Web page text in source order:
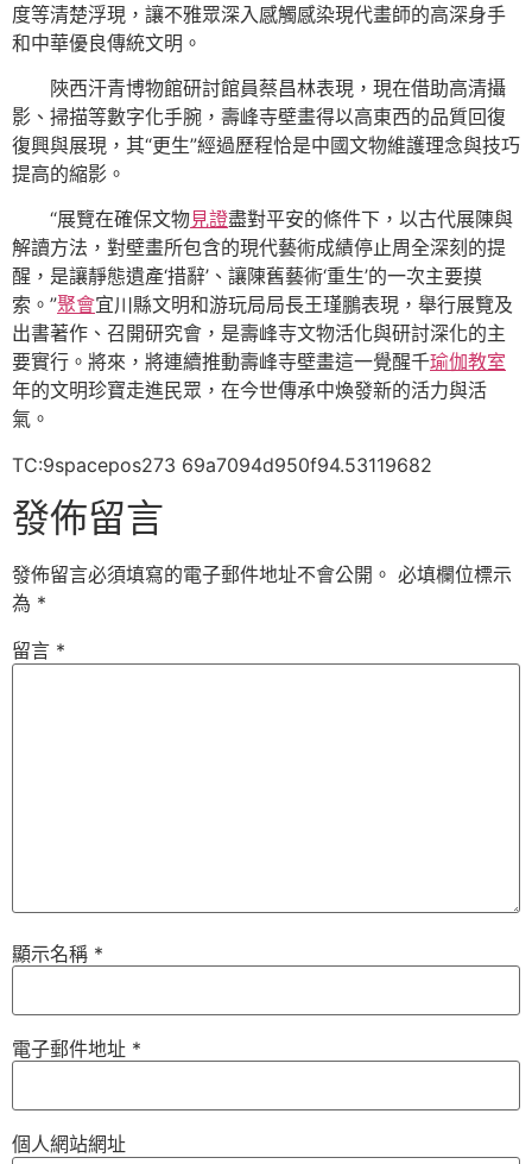
度等清楚浮現，讓不雅眾深入感觸感染現代畫師的高深身手
和中華優良傳統文明。
陜西汗青博物館研討館員蔡昌林表現，現在借助高清攝
影、掃描等數字化手腕，壽峰寺壁畫得以高東西的品質回復
復興與展現，其“更生”經過歷程恰是中國文物維護理念與技巧
提高的縮影。
“展覽在確保文物見證盡對平安的條件下，以古代展陳與
解讀方法，對壁畫所包含的現代藝術成績停止周全深刻的提
醒，是讓靜態遺產‘措辭’、讓陳舊藝術‘重生’的一次主要摸
索。”聚會宜川縣文明和游玩局局長王瑾鵬表現，舉行展覽及
出書著作、召開研究會，是壽峰寺文物活化與研討深化的主
要實行。將來，將連續推動壽峰寺壁畫這一覺醒千瑜伽教室
年的文明珍寶走進民眾，在今世傳承中煥發新的活力與活
氣。
TC:9spacepos273 69a7094d950f94.53119682
發佈留言
發佈留言必須填寫的電子郵件地址不會公開。 必填欄位標示
為 *
留言 *
顯示名稱 *
電子郵件地址 *
個人網站網址